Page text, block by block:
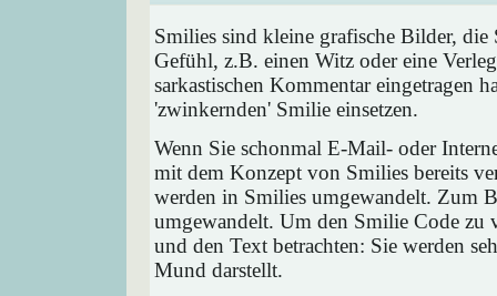
Smilies sind kleine grafische Bilder,
Gefühl, z.B. einen Witz oder eine
sarkastischen Kommentar eingetragen
'zwinkernden' Smilie einsetzen.
Wenn Sie schonmal E-Mail- oder
mit dem Konzept von Smilies bereits
werden in Smilies umgewandelt. Zum
umgewandelt. Um den Smilie Code zu
und den Text betrachten: Sie werden
Mund darstellt.